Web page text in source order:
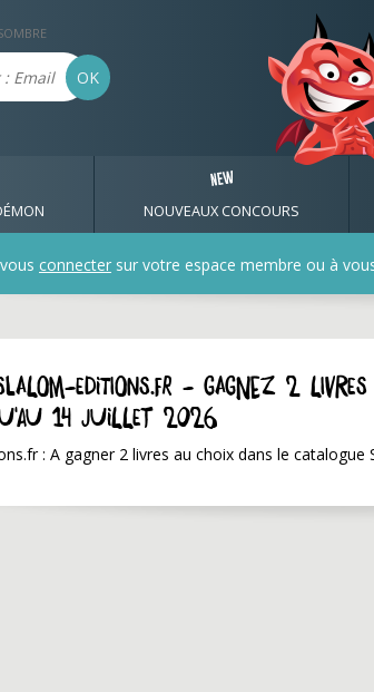
OK
NOUVEAUX CONCOURS
connecter sur votre espace membre ou à
slalom-editions.fr - Gagnez 2
14 juillet 2026
: A gagner 2 livres au choix dans le catalogue